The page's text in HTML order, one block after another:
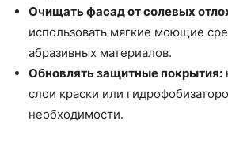
Очищать фасад от солевых
использовать мягкие моющие
абразивных материалов.
Обновлять защитные покрытия:
слои краски или
необходимости.